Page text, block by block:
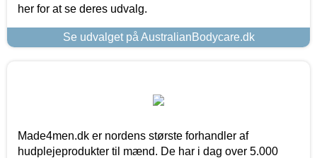
her for at se deres udvalg.
Se udvalget på AustralianBodycare.dk
Made4men.dk er nordens største forhandler af
hudplejeprodukter til mænd. De har i dag over 5.000